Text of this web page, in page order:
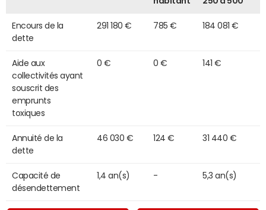
Encours de la
dette
291 180 € 785 € 184 081 €
Aide aux
collectivités ayant
souscrit des
emprunts
toxiques
0 € 0 € 141 €
Annuité de la
dette
46 030 € 124 € 31 440 €
Capacité de
désendettement
1,4 an(s) - 5,3 an(s)